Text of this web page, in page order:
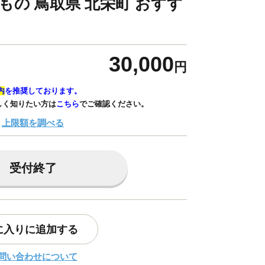
の 鳥取県 北栄町 おすす
30,000 円
を推奨しております。
知りたい方はこちらでご確認ください。
上限額を調べる
受付終了
入りに追加する
い合わせについて